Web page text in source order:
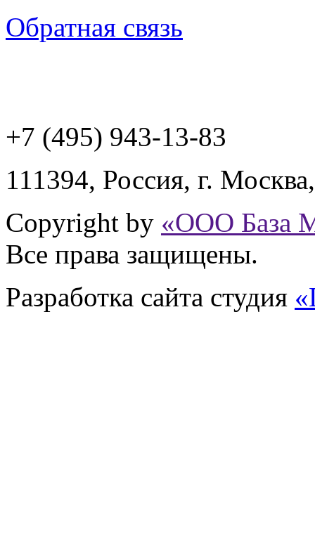
Обратная связь
+7 (495) 943-13-83
111394, Россия, г. Москва
Copyright by «ООО База
Все права защищены.
Разработка сайта студия